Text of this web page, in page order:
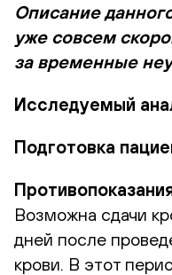
Описание
уже совсем
за временные
Исследуемый
Подготовка
Возможна сдачи
дней после
крови. В этот